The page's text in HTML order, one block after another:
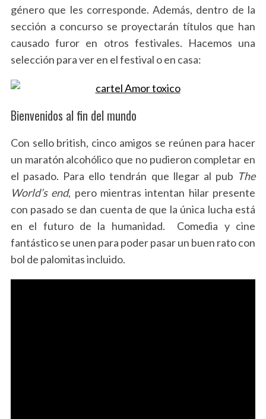
género que les corresponde. Además, dentro de la
sección a concurso se proyectarán títulos que han
causado furor en otros festivales. Hacemos una
selección para ver en el festival o en casa:
Bienvenidos al fin del mundo
Con sello british, cinco amigos se reúnen para hacer
un maratón alcohólico que no pudieron completar en
el pasado. Para ello tendrán que llegar al pub The
World’s end, pero mientras intentan hilar presente
con pasado se dan cuenta de que la única lucha está
en el futuro de la humanidad. Comedia y cine
fantástico se unen para poder pasar un buen rato con
bol de palomitas incluido.